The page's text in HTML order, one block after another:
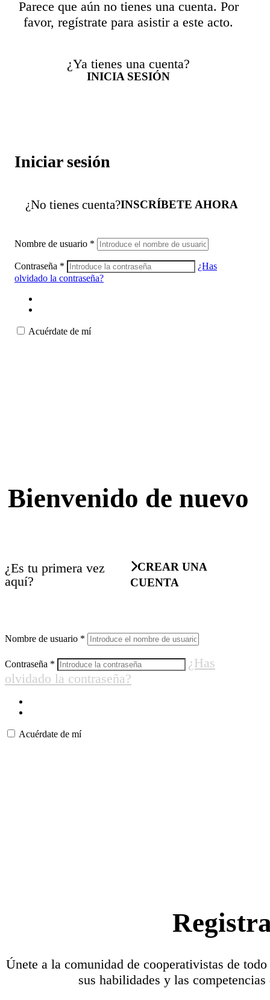
Parece que aún no tienes una cuenta. Por
favor, regístrate para asistir a este acto.
¿Ya tienes una cuenta?
INICIA SESIÓN
Iniciar sesión
¿No tienes cuenta?INSCRÍBETE AHORA
Nombre de usuario *
Contraseña *
¿Has
olvidado la contraseña?
Acuérdate de mí
Bienvenido de nuevo
¿Es tu primera vez
aquí?
CREAR UNA
CUENTA
Nombre de usuario *
Contraseña *
¿Has
olvidado la contraseña?
Acuérdate de mí
Únete a la comunidad de cooperativistas de
sus habilidades y las